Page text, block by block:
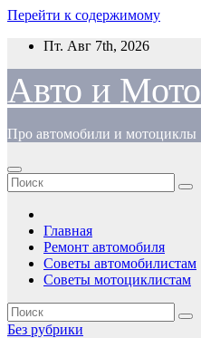
Перейти к содержимому
Пт. Авг 7th, 2026
Авто и Мото
Про автомобили и мотоциклы
Главная
Ремонт автомобиля
Советы автомобилистам
Советы мотоциклистам
Без рубрики